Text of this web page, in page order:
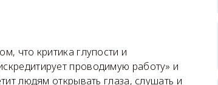
что критика глупости и
проводимую работу» и
людям открывать глаза, слушать и